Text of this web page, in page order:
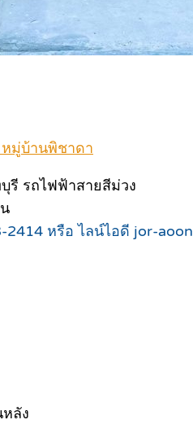
หมู่บ้านพิชาดา
รี รถไฟฟ้าสายสีม่วง
2414 หรือ ไลน์ไอดี jor-aoon
หลัง